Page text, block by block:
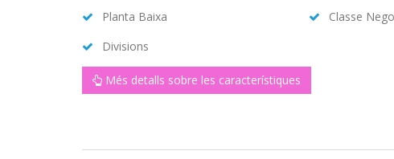
Planta Baixa
Classe
Divisions
Més detalls sobre les característiques